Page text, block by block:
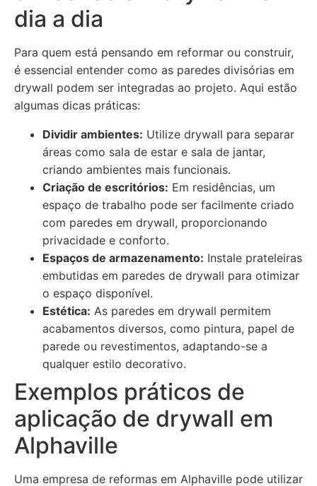
dia a dia
Para quem está pensando em reformar ou construir,
é essencial entender como as paredes divisórias em
drywall podem ser integradas ao projeto. Aqui estão
algumas dicas práticas:
Dividir ambientes: Utilize drywall para separar
áreas como sala de estar e sala de jantar,
criando ambientes mais funcionais.
Criação de escritórios: Em residências, um
espaço de trabalho pode ser facilmente criado
com paredes em drywall, proporcionando
privacidade e conforto.
Espaços de armazenamento: Instale prateleiras
embutidas em paredes de drywall para otimizar
o espaço disponível.
Estética: As paredes em drywall permitem
acabamentos diversos, como pintura, papel de
parede ou revestimentos, adaptando-se a
qualquer estilo decorativo.
Exemplos práticos de
aplicação de drywall em
Alphaville
Uma empresa de reformas em Alphaville pode utilizar